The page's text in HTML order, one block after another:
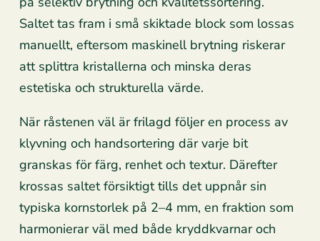
Saltet tas fram i små skiktade block som lossas
manuellt, eftersom maskinell brytning riskerar
att splittra kristallerna och minska deras
estetiska och strukturella värde.
När råstenen väl är frilagd följer en process av
klyvning och handsortering där varje bit
granskas för färg, renhet och textur. Därefter
krossas saltet försiktigt tills det uppnår sin
typiska kornstorlek på 2–4 mm, en fraktion som
harmonierar väl med både kryddkvarnar och